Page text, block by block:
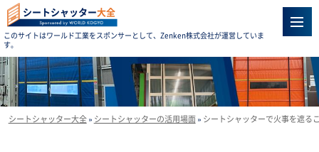
シートシャッター大全
このサイトはワールド工業をスポンサーとして、Zenken株式会社が運営していま
す。
シートシャッター大全» シートシャッターの活用場面» シートシャッターで火事を遮る